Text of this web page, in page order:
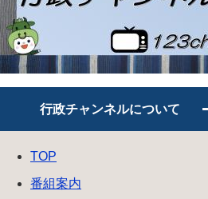
行政チャンネルについて
TOP
番組案内